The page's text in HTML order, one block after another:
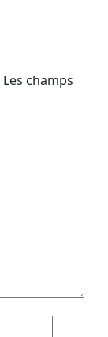
Les champs